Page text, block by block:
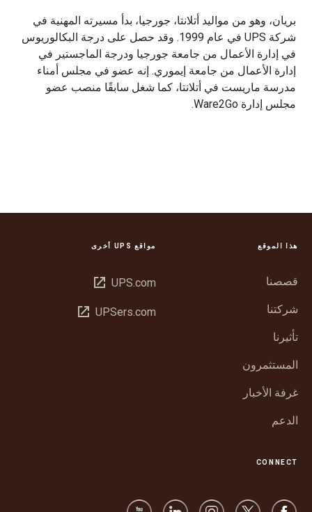
بريان، وهو من مواليد أتلانتا، جورجيا، بدأ مسيرته المهنية في
شركة UPS في عام 1999. وقد حصل على درجة البكالوريوس
في إدارة الأعمال من جامعة جورجيا ودرجة الماجستير في
إدارة الأعمال من جامعة إيموري. إنه عضو في مجلس أمناء
مدرسة ماريست في أتلانتا، كما شغل سابقًا منصب عضو
مجلس إدارة Ware2Go.
هذا الموقع
قصصنا
شركتنا
تأثيرنا
المستثمرون
غرفة الأخبار
الدعم
مواقع UPS أخرى
UPS.com فتح
نافذة
UPSers.com فتح
CONNECT